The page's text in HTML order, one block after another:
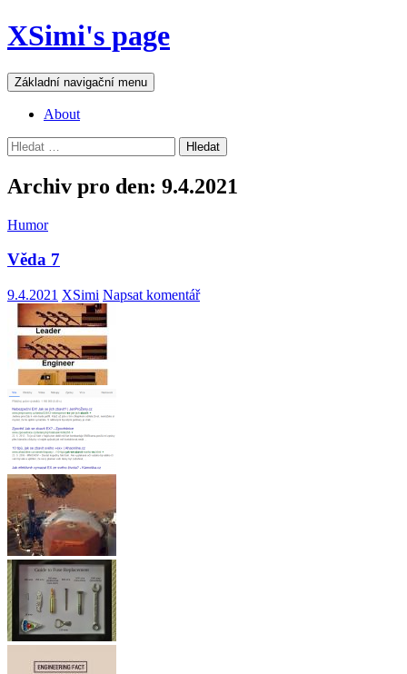
Přejít
k
webu
XSimi's page
Hledat
Základní navigační menu
About
Vyhledávání
Archiv pro den: 9.4.2021
Humor
Věda 7
9.4.2021 XSimi Napsat komentář